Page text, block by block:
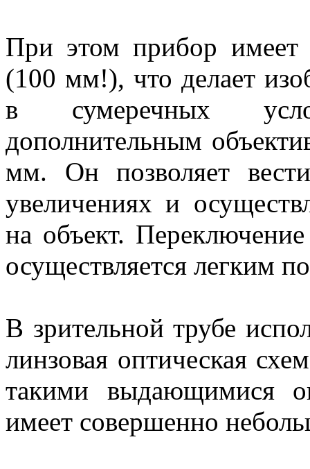
При этом прибор имеет
(100 мм!), что делает
в сумеречных
дополнительным
мм. Он позволяет
увеличениях и
на объект.
осуществляется легким
В зрительной трубе
линзовая оптическая
такими выдающимися
имеет совершенно